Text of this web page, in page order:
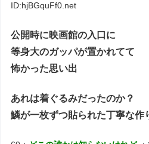
ID:hjBGquFf0.net
公開時に映画館の入口に
等身大のガッパが置かれてて
怖かった思い出
あれは着ぐるみだったのか？
鱗が一枚ずつ貼られた丁寧な作